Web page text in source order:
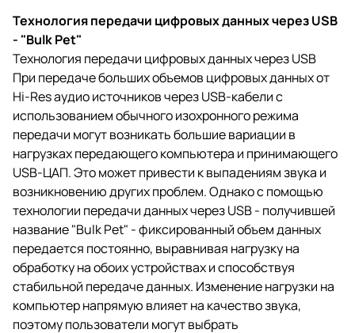
Технология передачи цифровых данных через USB
- "Bulk Pet"
Технология передачи цифровых данных через USB
При передаче больших объемов цифровых данных от
Hi-Res аудио источников через USB-кабели с
использованием обычного изохронного режима
передачи могут возникать большие вариации в
нагрузках передающего компьютера и принимающего
USB-ЦАП. Это может привести к выпадениям звука и
возникновению других проблем. Однако с помощью
технологии передачи данных через USB - получившей
название "Bulk Pet" - фиксированный объем данных
передается постоянно, выравнивая нагрузку на
обработку на обоих устройствах и способствуя
стабильной передаче данных. Изменение нагрузки на
компьютер напрямую влияет на качество звука,
поэтому пользователи могут выбрать